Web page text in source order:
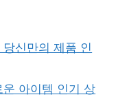
신만의 제품 인
아이템 인기 상